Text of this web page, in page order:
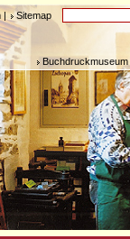
| Sitemap